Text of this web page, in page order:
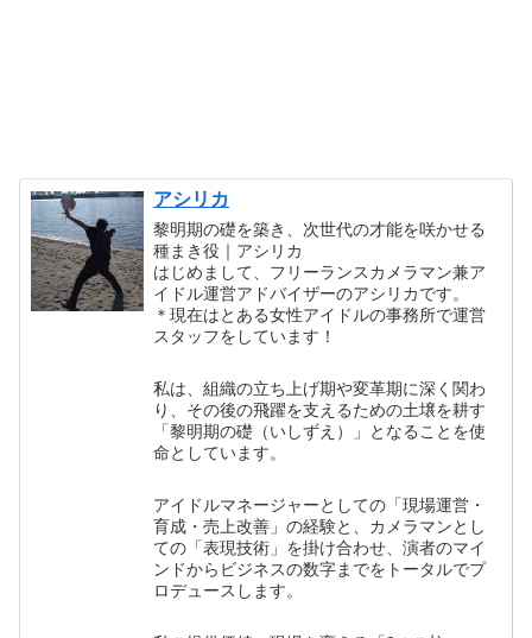
アシリカ
黎明期の礎を築き、次世代の才能を咲かせる
種まき役｜アシリカ
はじめまして、フリーランスカメラマン兼ア
イドル運営アドバイザーのアシリカです。
＊現在はとある女性アイドルの事務所で運営
スタッフをしています！
私は、組織の立ち上げ期や変革期に深く関わ
り、その後の飛躍を支えるための土壌を耕す
「黎明期の礎（いしずえ）」となることを使
命としています。
アイドルマネージャーとしての「現場運営・
育成・売上改善」の経験と、カメラマンとし
ての「表現技術」を掛け合わせ、演者のマイ
ンドからビジネスの数字までをトータルでプ
ロデュースします。